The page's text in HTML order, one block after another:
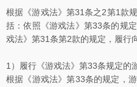
根据《游戏法》第31条之2第1款
括：依照《游戏法》第33条的规
戏法》第31条第2款的规定，履行
1）履行《游戏法》第33条规定的
根据《游戏法》第33条的规定，